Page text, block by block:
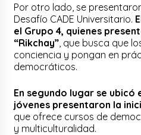
Por otro lado, se
Desafío CADE Universitario.
el Grupo 4, quienes
“Rikchay” , que busca que
conciencia y pongan en
democráticos.
En segundo lugar se ubicó
jóvenes presentaron la
que ofrece cursos de
y multiculturalidad.